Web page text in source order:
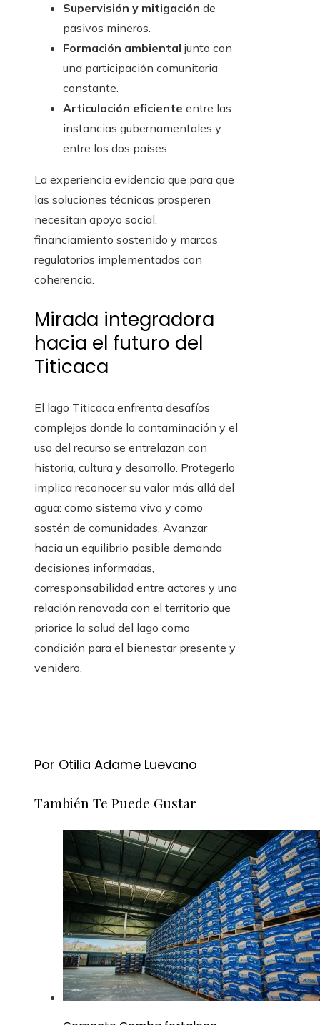
Supervisión y mitigación de
pasivos mineros.
Formación ambiental junto con
una participación comunitaria
constante.
Articulación eficiente entre las
instancias gubernamentales y
entre los dos países.
La experiencia evidencia que para que
las soluciones técnicas prosperen
necesitan apoyo social,
financiamiento sostenido y marcos
regulatorios implementados con
coherencia.
Mirada integradora
hacia el futuro del
Titicaca
El lago Titicaca enfrenta desafíos
complejos donde la contaminación y el
uso del recurso se entrelazan con
historia, cultura y desarrollo. Protegerlo
implica reconocer su valor más allá del
agua: como sistema vivo y como
sostén de comunidades. Avanzar
hacia un equilibrio posible demanda
decisiones informadas,
corresponsabilidad entre actores y una
relación renovada con el territorio que
priorice la salud del lago como
condición para el bienestar presente y
venidero.
Por Otilia Adame Luevano
También Te Puede Gustar